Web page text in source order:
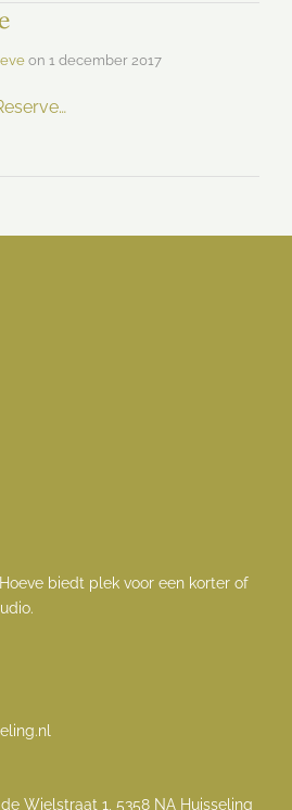
on 1 december 2017
biedt plek voor een korter of
Wielstraat 1, 5358 NA Huisseling